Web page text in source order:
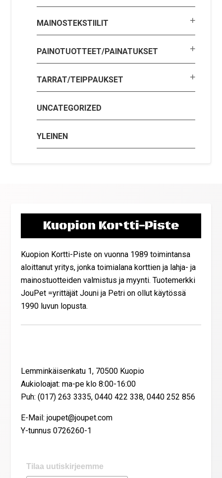
MAINOSTEKSTIILIT
PAINOTUOTTEET/PAINATUKSET
TARRAT/TEIPPAUKSET
UNCATEGORIZED
YLEINEN
Kuopion Kortti-Piste
Kuopion Kortti-Piste on vuonna 1989 toimintansa
aloittanut yritys, jonka toimialana korttien ja lahja- ja
mainostuotteiden valmistus ja myynti. Tuotemerkki
JouPet =yrittäjät Jouni ja Petri on ollut käytössä
1990 luvun lopusta.
Lemminkäisenkatu 1, 70500 Kuopio
Aukioloajat: ma-pe klo 8:00-16:00
Puh: (017) 263 3335, 0440 422 338, 0440 252 856
E-Mail: joupet@joupet.com
Y-tunnus 0726260-1
Tilaa uutiskirjeemme